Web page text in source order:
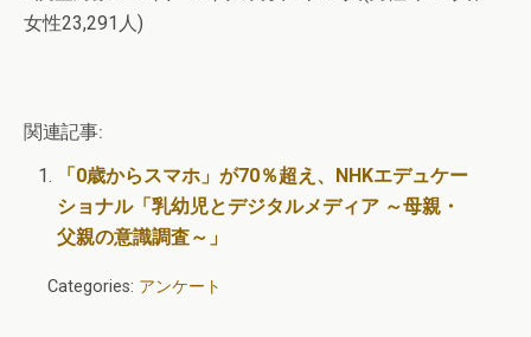
女性23,291人)
関連記事:
「0歳からスマホ」が70％超え、NHKエデュケー
ショナル「乳幼児とデジタルメディア ～母親・
父親の意識調査～」
Categories: アンケート